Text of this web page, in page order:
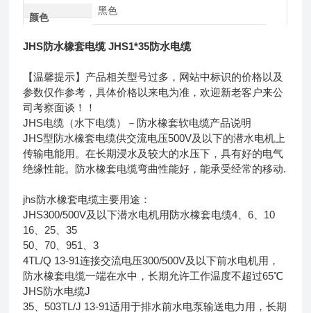
颜色
黑色
JHS防水橡套电缆 JHS1*35防水电缆
【温馨提示】产品相关型号过多，网站中标识的价格以及
参数仅作参考，具体价格以来电为准，欢迎新老客户来公
司考察面谈！！
JHS电缆（水下电缆）－防水橡套软电缆产品说明
JHS型防水橡套电缆供交流电压500V及以下的潜水电机上
传输电能用。在长期浸水及较大的水压下，具有好的电气
绝缘性能。防水橡套电缆弯曲性能好，能承受经常的移动.
jhs防水橡套电缆主要用途：
JHS300/500V及以下潜水电机用防水橡套电缆4、6、10
16、25、35
50、70、951、3
4TL/Q 13-91连接交流电压300/500V及以下前水电机用，
防水橡套电缆一端在水中，长期允许工作温度不超过65℃
JHS防水电缆J
35、503TL/J 13-91适用于排水前水电泵输送电力用，长期